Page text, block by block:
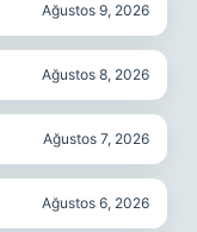
Ağustos 9, 2026
Ağustos 8, 2026
Ağustos 7, 2026
Ağustos 6, 2026